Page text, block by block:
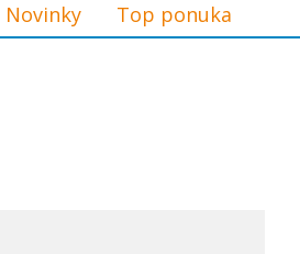
Novinky Top ponuka